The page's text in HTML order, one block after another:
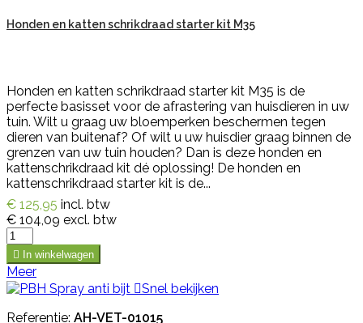
Honden en katten schrikdraad starter kit M35
Honden en katten schrikdraad starter kit M35 is de
perfecte basisset voor de afrastering van huisdieren in uw
tuin. Wilt u graag uw bloemperken beschermen tegen
dieren van buitenaf? Of wilt u uw huisdier graag binnen de
grenzen van uw tuin houden? Dan is deze honden en
kattenschrikdraad kit dé oplossing! De honden en
kattenschrikdraad starter kit is de...
€ 125,95 incl. btw
€ 104,09 excl. btw
 In winkelwagen
Meer
Snel bekijken
Referentie: AH-VET-01015